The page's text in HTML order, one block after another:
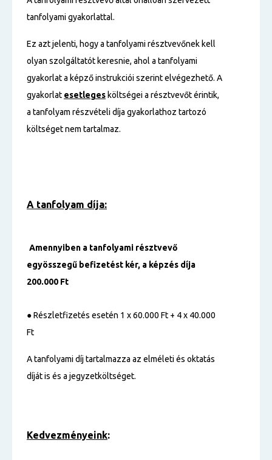
tanfolyami gyakorlattal.
Ez azt jelenti, hogy a tanfolyami résztvevőnek kell
olyan szolgáltatót keresnie, ahol a tanfolyami
gyakorlat a képző instrukciói szerint elvégezhető. A
gyakorlat esetleges költségei a résztvevőt érintik,
a tanfolyam részvételi díja gyakorlathoz tartozó
költséget nem tartalmaz.
A tanfolyam díja:
Amennyiben a tanfolyami résztvevő
egyösszegű befizetést kér, a képzés díja
200.000 Ft
●Részletfizetés esetén 1 x 60.000 Ft + 4 x 40.000
Ft
A tanfolyami díj tartalmazza az elméleti és oktatás
díját is és a jegyzetköltséget.
Kedvezményeink: